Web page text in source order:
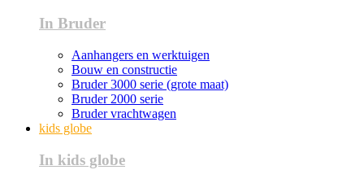
In Bruder
Aanhangers en werktuigen
Bouw en constructie
Bruder 3000 serie (grote maat)
Bruder 2000 serie
Bruder vrachtwagen
kids globe
In kids globe